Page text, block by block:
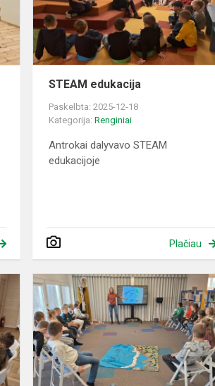
STEAM edukacija
Paskelbta: 2025-12-18
Kategorija:Renginiai
Antrokai dalyvavo STEAM
edukacijoje
Plačiau
Edukacinė
programa
„Linksma
edukacija
apie
bitininkystę
ir...